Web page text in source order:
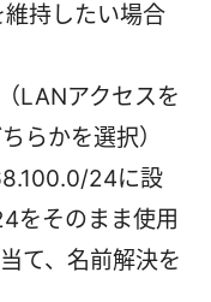
持したい場合
LANアクセスを
らかを選択）
24に設
をそのまま使用
て、名前解決を